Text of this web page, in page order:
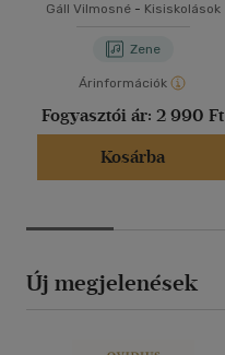
Gáll Vilmosné- Kisiskolások
Zene
Árinformációk
Fogyasztói ár: 2 990 Ft
Kosárba
Új megjelenések